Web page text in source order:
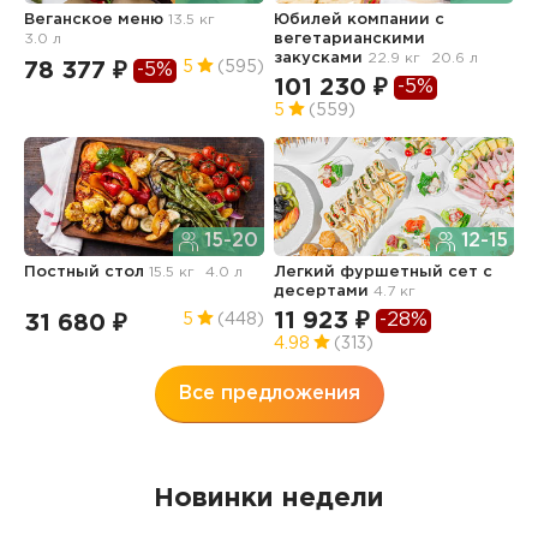
Веганское меню13.5 кг
3.0 л
78 377 ₽ -5% 5 (595)
Юбилей компании с
вегетарианскими
закусками 22.9 кг 20.6 л
101 230 ₽ -5%
5 (559)
15-20
Постный стол15.5 кг 4.0 л
31 680 ₽ 5 (448)
12-15
Легкий фуршетный сет с
десертами4.7 кг
11 923 ₽ -28%
4.98 (313)
Все предложения
Новинки недели